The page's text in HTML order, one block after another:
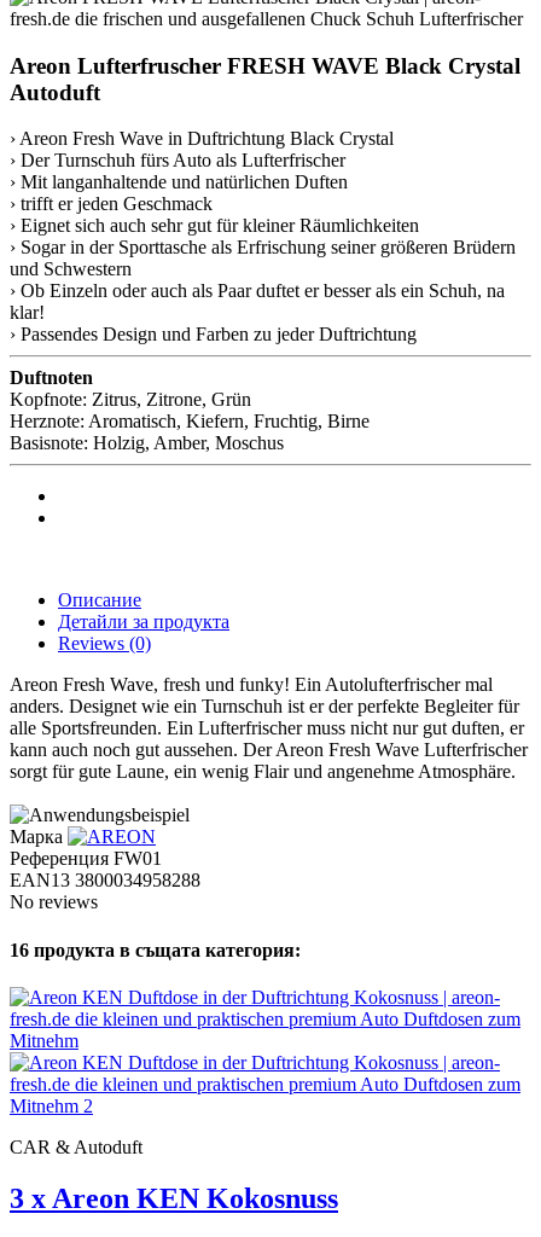
Areon Lufterfruscher FRESH WAVE Black Crystal
Autoduft
› Areon Fresh Wave in Duftrichtung Black Crystal
› Der Turnschuh fürs Auto als Lufterfrischer
› Mit langanhaltende und natürlichen Duften
› trifft er jeden Geschmack
› Eignet sich auch sehr gut für kleiner Räumlichkeiten
› Sogar in der Sporttasche als Erfrischung seiner größeren Brüdern
und Schwestern
› Ob Einzeln oder auch als Paar duftet er besser als ein Schuh, na
klar!
› Passendes Design und Farben zu jeder Duftrichtung
Duftnoten
Kopfnote: Zitrus, Zitrone, Grün
Herznote: Aromatisch, Kiefern, Fruchtig, Birne
Basisnote: Holzig, Amber, Moschus
Описание
Детайли за продукта
Reviews (0)
Areon Fresh Wave, fresh und funky! Ein Autolufterfrischer mal
anders. Designet wie ein Turnschuh ist er der perfekte Begleiter für
alle Sportsfreunden. Ein Lufterfrischer muss nicht nur gut duften, er
kann auch noch gut aussehen. Der Areon Fresh Wave Lufterfrischer
sorgt für gute Laune, ein wenig Flair und angenehme Atmosphäre.
Марка
Референция FW01
EAN13 3800034958288
No reviews
16 продукта в същата категория:
CAR & Autoduft
3 x Areon KEN Kokosnuss